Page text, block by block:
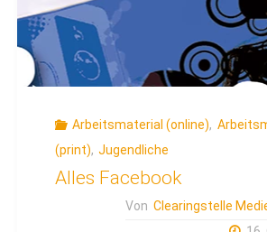
Arbeitsmaterial (online),
(print), Jugendliche
Alles Facebook
Von Clearingstelle